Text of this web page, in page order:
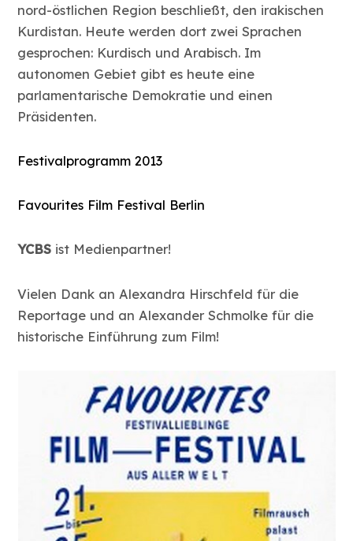
nord-östlichen Region beschließt, den irakischen
Kurdistan. Heute werden dort zwei Sprachen
gesprochen: Kurdisch und Arabisch. Im
autonomen Gebiet gibt es heute eine
parlamentarische Demokratie und einen
Präsidenten.
Festivalprogramm 2013
Favourites Film Festival Berlin
YCBS ist Medienpartner!
Vielen Dank an Alexandra Hirschfeld für die
Reportage und an Alexander Schmolke für die
historische Einführung zum Film!